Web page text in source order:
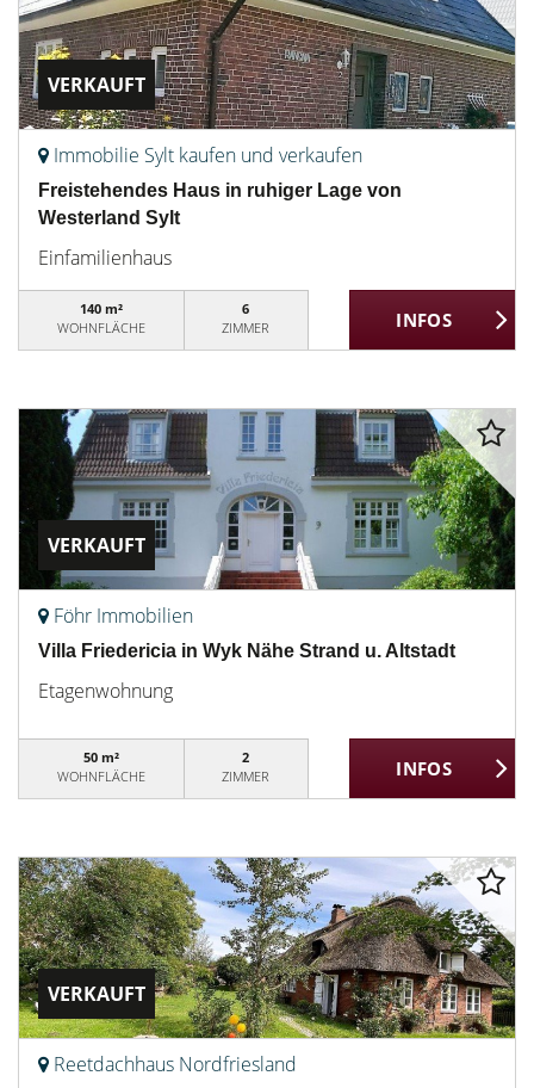
VERKAUFT
Immobilie Sylt kaufen und verkaufen
Freistehendes Haus in ruhiger Lage von
Westerland Sylt
Einfamilienhaus
140 m²
WOHNFLÄCHE
6
ZIMMER
VERKAUFT
Föhr Immobilien
Villa Friedericia in Wyk Nähe Strand u. Altstadt
Etagenwohnung
50 m²
WOHNFLÄCHE
2
ZIMMER
VERKAUFT
Reetdachhaus Nordfriesland